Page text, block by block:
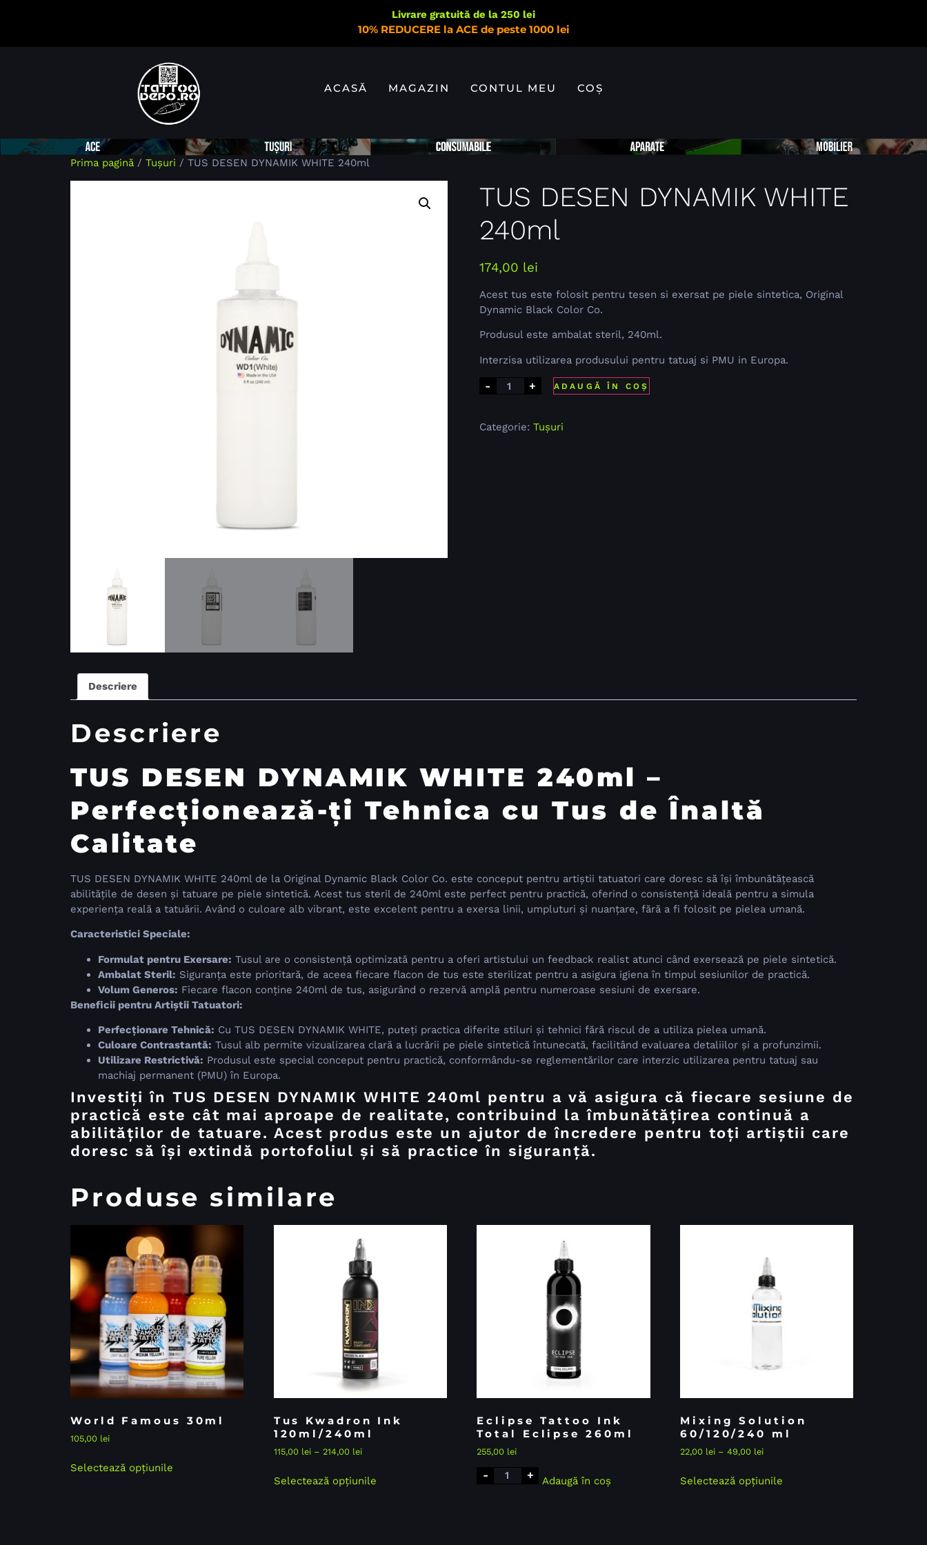
Livrare gratuită de la 250 lei
10% REDUCERE la ACE de peste 1000 lei
ACASĂ MAGAZIN CONTUL MEU COȘ
Prima pagină / Tușuri / TUS DESEN DYNAMIK WHITE 240ml
TUS DESEN DYNAMIK WHITE
240ml
174,00 lei
Acest tus este folosit pentru tesen si exersat pe piele sintetica, Original
Dynamic Black Color Co.
Produsul este ambalat steril, 240ml.
Interzisa utilizarea produsului pentru tatuaj si PMU in Europa.
- + ADAUGĂ ÎN COȘ
Categorie: Tușuri
Descriere
Descriere
TUS DESEN DYNAMIK WHITE 240ml –
Perfecționează-ți Tehnica cu Tus de Înaltă
Calitate
TUS DESEN DYNAMIK WHITE 240ml de la Original Dynamic Black Color Co. este conceput pentru artiștii tatuatori care doresc să își îmbunătățească
abilitățile de desen și tatuare pe piele sintetică. Acest tus steril de 240ml este perfect pentru practică, oferind o consistență ideală pentru a simula
experiența reală a tatuării. Având o culoare alb vibrant, este excelent pentru a exersa linii, umpluturi și nuanțare, fără a fi folosit pe pielea umană.
Caracteristici Speciale:
Formulat pentru Exersare: Tusul are o consistență optimizată pentru a oferi artistului un feedback realist atunci când exersează pe piele sintetică.
Ambalat Steril: Siguranța este prioritară, de aceea fiecare flacon de tus este sterilizat pentru a asigura igiena în timpul sesiunilor de practică.
Volum Generos: Fiecare flacon conține 240ml de tus, asigurând o rezervă amplă pentru numeroase sesiuni de exersare.
Beneficii pentru Artiștii Tatuatori:
Perfecționare Tehnică: Cu TUS DESEN DYNAMIK WHITE, puteți practica diferite stiluri și tehnici fără riscul de a utiliza pielea umană.
Culoare Contrastantă: Tusul alb permite vizualizarea clară a lucrării pe piele sintetică întunecată, facilitând evaluarea detaliilor și a profunzimii.
Utilizare Restrictivă: Produsul este special conceput pentru practică, conformându-se reglementărilor care interzic utilizarea pentru tatuaj sau
machiaj permanent (PMU) în Europa.
Investiți în TUS DESEN DYNAMIK WHITE 240ml pentru a vă asigura că fiecare sesiune de
practică este cât mai aproape de realitate, contribuind la îmbunătățirea continuă a
abilităților de tatuare. Acest produs este un ajutor de încredere pentru toți artiștii care
doresc să își extindă portofoliul și să practice în siguranță.
Produse similare
World Famous 30ml
105,00 lei
Selectează opțiunile
Tus Kwadron Ink
120ml/240ml
115,00 lei – 214,00 lei
Selectează opțiunile
Eclipse Tattoo Ink
Total Eclipse 260ml
255,00 lei
- + Adaugă în coș
Mixing Solution
60/120/240 ml
22,00 lei – 49,00 lei
Selectează opțiunile